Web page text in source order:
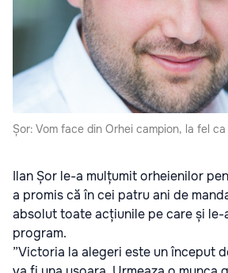
Șor: Vom face din Orhei campion, la fel ca
Ilan Șor le-a mulțumit orheienilor
a promis că în cei patru ani de
absolut toate acțiunile pe care și le-
program.
”Victoria la alegeri este un început